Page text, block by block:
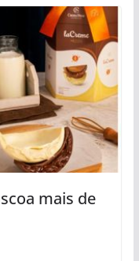
mais de